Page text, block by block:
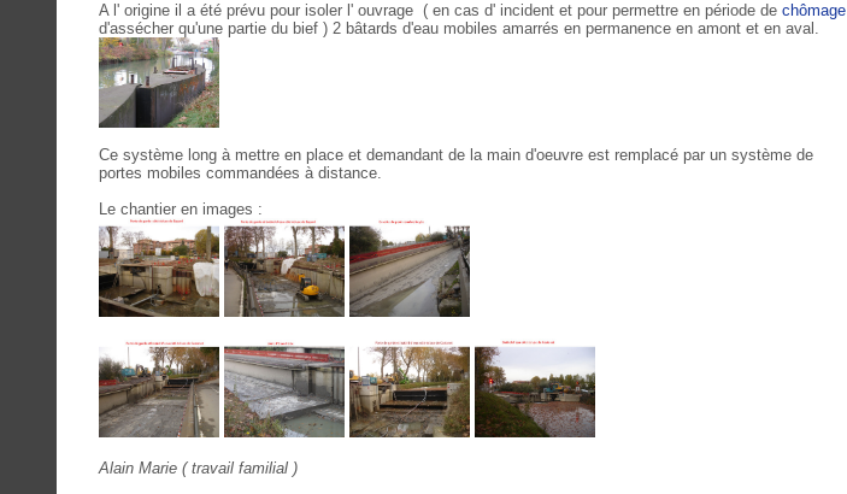
A l' origine il a été prévu pour isoler l' ouvrage ( en cas d' incident et pour permettre en période de chômage
d'assécher qu'une partie du bief ) 2 bâtards d'eau mobiles amarrés en permanence en amont et en aval.
Ce système long à mettre en place et demandant de la main d'oeuvre est remplacé par un système de
portes mobiles commandées à distance.
Le chantier en images :
Alain Marie ( travail familial )